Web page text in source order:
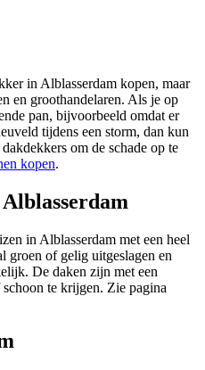
in Alblasserdam kopen, maar
en groothandelaren. Als je op
pan, bijvoorbeeld omdat er
tijdens een storm, dan kun
om de schade op te
kopen.
in Alblasserdam met een heel
groen of gelig uitgeslagen en
De daken zijn met een
te krijgen. Zie pagina